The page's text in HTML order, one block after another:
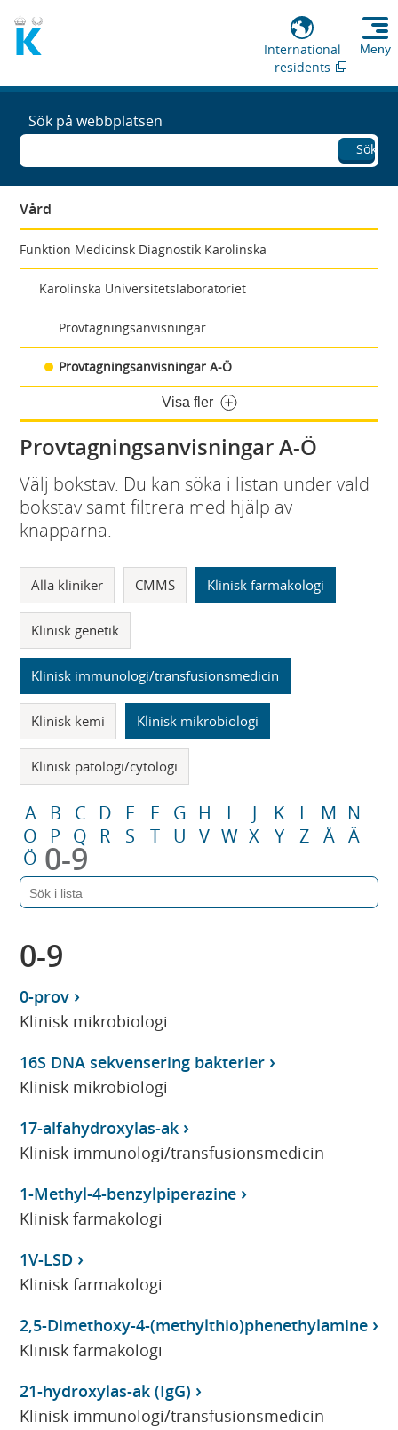
International
residents
Meny
Sök på webbplatsen
Sök
Vård
Funktion Medicinsk Diagnostik Karolinska
Karolinska Universitetslaboratoriet
Provtagningsanvisningar
Provtagningsanvisningar A-Ö
Visa fler
Provtagningsanvisningar A-Ö
Välj bokstav. Du kan söka i listan under vald
bokstav samt filtrera med hjälp av
knapparna.
Alla kliniker CMMS Klinisk farmakologi
Klinisk genetik
Klinisk immunologi/transfusionsmedicin
Klinisk kemi Klinisk mikrobiologi
Klinisk patologi/cytologi
A B C D E F G H I J K L M N
O
P Q R S T U V W X Y Z Å Ä
Ö 0-9
0-9
0-prov
Klinisk mikrobiologi
16S DNA sekvensering bakterier
Klinisk mikrobiologi
17-alfahydroxylas-ak
Klinisk immunologi/transfusionsmedicin
1-Methyl-4-benzylpiperazine
Klinisk farmakologi
1V-LSD
Klinisk farmakologi
2,5-Dimethoxy-4-(methylthio)phenethylamine
Klinisk farmakologi
21-hydroxylas-ak (IgG)
Klinisk immunologi/transfusionsmedicin